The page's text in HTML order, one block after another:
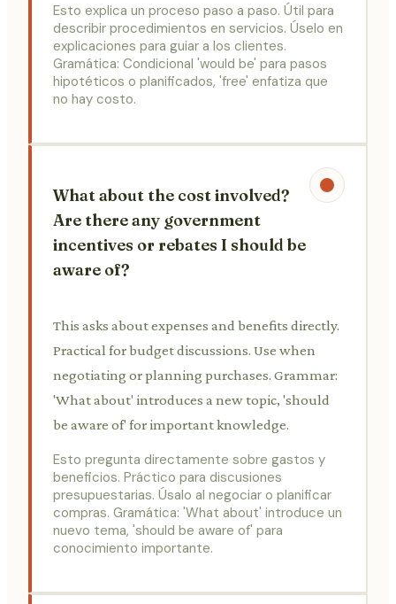
Esto explica un proceso paso a paso. Útil para
describir procedimientos en servicios. Úselo en
explicaciones para guiar a los clientes.
Gramática: Condicional 'would be' para pasos
hipotéticos o planificados, 'free' enfatiza que
no hay costo.
What about the cost involved?
Are there any government
incentives or rebates I should be
aware of?
This asks about expenses and benefits directly.
Practical for budget discussions. Use when
negotiating or planning purchases. Grammar:
'What about' introduces a new topic, 'should
be aware of' for important knowledge.
Esto pregunta directamente sobre gastos y
beneficios. Práctico para discusiones
presupuestarias. Úsalo al negociar o planificar
compras. Gramática: 'What about' introduce un
nuevo tema, 'should be aware of' para
conocimiento importante.